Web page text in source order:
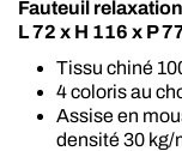
Fauteuil relaxation
L 72 x H 116 x P
Tissu chiné
4 coloris au
Assise en
densité 30 kg/